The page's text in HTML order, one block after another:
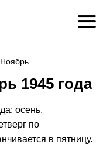
Ноябрь
1945 года
осень.
по
в пятницу.